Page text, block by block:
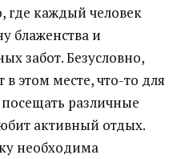
где каждый человек
блаженства и
забот.Безусловно,
этом месте, что-то для
различные
активный отдых.
необходима